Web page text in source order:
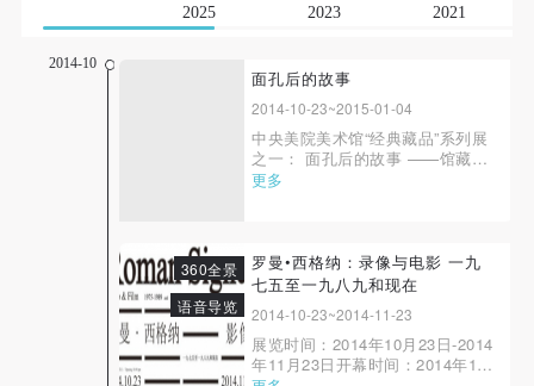
2025 2023 2021
2014-10
面孔后的故事
2014-10-23~2015-01-04
中央美院美术馆“经典藏品”系列展
之一： 面孔后的故事 ——馆藏肖
像精品（油画/素描部分）
梅、李垚辰展览执行：徐研、王春
玲、宿世存、华佳、宋金明视觉...
更多
360全景
语音导览
罗曼•西格纳：录像与电影 一九
七五至一九八九和现在
2014-10-23~2014-11-23
展览时间：2014年10月23日-2014
年11月23日开幕时间：2014年10